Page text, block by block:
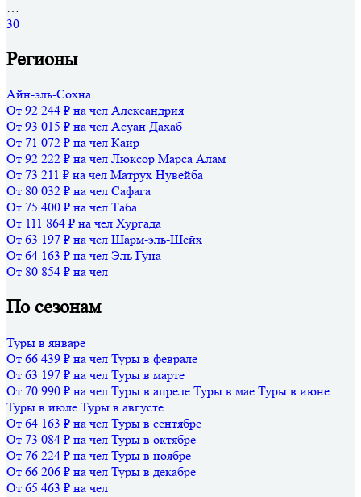
30
Регионы
Айн-эль-Сохна
От 92 244 ₽ на чел Александрия
От 93 015 ₽ на чел Асуан Дахаб
От 71 072 ₽ на чел Каир
От 92 222 ₽ на чел Люксор Марса Алам
От 73 211 ₽ на чел Матрух Нувейба
От 80 032 ₽ на чел Сафага
От 75 400 ₽ на чел Таба
От 111 864 ₽ на чел Хургада
От 63 197 ₽ на чел Шарм-эль-Шейх
От 64 163 ₽ на чел Эль Гуна
От 80 854 ₽ на чел
По сезонам
Туры в январе
От 66 439 ₽ на чел Туры в феврале
От 63 197 ₽ на чел Туры в марте
От 70 990 ₽ на чел Туры в апреле Туры в мае Туры в июне
Туры в июле Туры в августе
От 64 163 ₽ на чел Туры в сентябре
От 73 084 ₽ на чел Туры в октябре
От 76 224 ₽ на чел Туры в ноябре
От 66 206 ₽ на чел Туры в декабре
От 65 463 ₽ на чел